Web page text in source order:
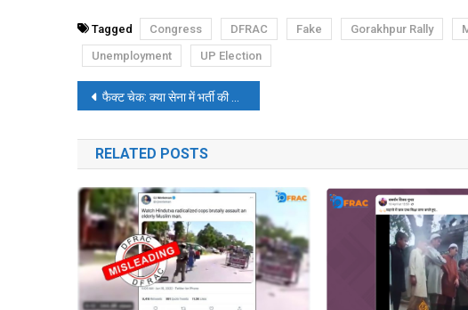
Tagged Congress DFRAC Fake Gorakhpur Rally
Unemployment
UP Election
पोस्ट
नेविगेशन
फैक्ट चेक: क्या सेना में भर्ती की उम्र में दो साल की छूट दी गई है?
RELATED POSTS